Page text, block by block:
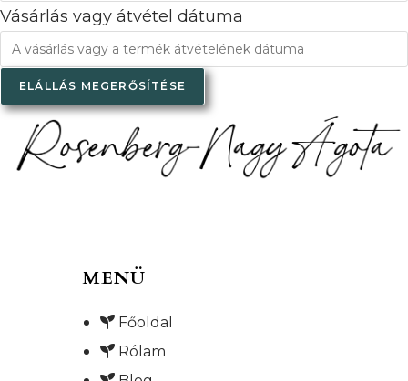
Vásárlás vagy átvétel dátuma
ELÁLLÁS MEGERŐSÍTÉSE
MENÜ
Főoldal
Rólam